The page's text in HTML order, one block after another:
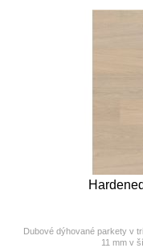
Dubové dýhované parkety v
11 mm v